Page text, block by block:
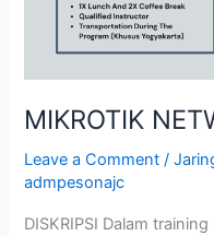
MIKROTIK
Leave a Comment /
admpesonajc
DISKRIPSI Dalam